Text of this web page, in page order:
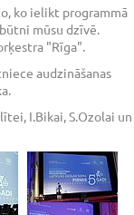
ko ielikt programmā
mūsu dzīvē.
"Rīga".
audzināšanas
I.Bikai, S.Ozolai un